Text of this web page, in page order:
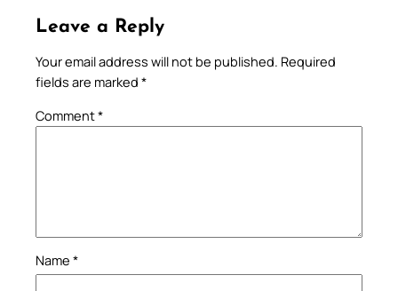
Leave a Reply
Your email address will not be published. Required
fields are marked *
Comment*
Name *